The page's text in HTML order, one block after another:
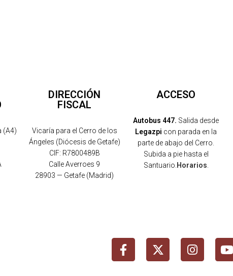
(A4)
DIRECCIÓN
FISCAL
Vicaría para el Cerro de los
Ángeles (Diócesis de Getafe)
CIF: R7800489B
Calle Averroes 9
28903 — Getafe (Madrid)
ACCESO
Autobus 447. Salida desde
Legazpi con parada en la
parte de abajo del Cerro.
Subida a pie hasta el
Santuario. Horarios